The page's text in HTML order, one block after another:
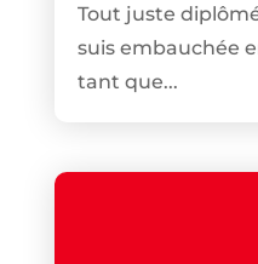
Tout juste
suis embauchée
tant que...